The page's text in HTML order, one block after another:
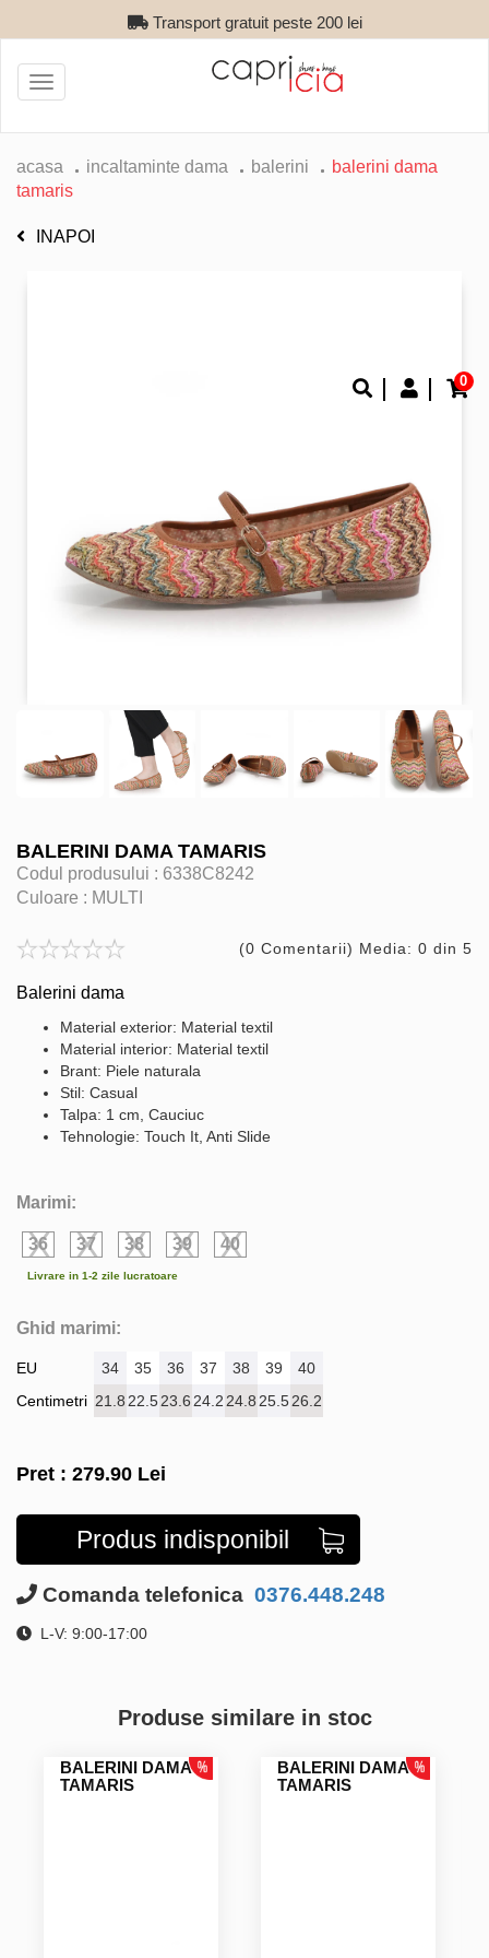
Transport gratuit peste 200 lei
0
Toggle
navigation
acasa incaltaminte dama balerini
balerini dama
tamaris
INAPOI
BALERINI DAMA TAMARIS
Codul produsului : 6338C8242
Culoare : MULTI
(0 Comentarii) Media: 0 din 5
Balerini dama
Material exterior: Material textil
Material interior: Material textil
Brant: Piele naturala
Stil: Casual
Talpa: 1 cm, Cauciuc
Tehnologie: Touch It, Anti Slide
Marimi:
36 37 38 39 40
Livrare in 1-2 zile lucratoare
Ghid marimi:
EU
Centimetri
34 35 36 37 38 39
40
21.8 22.523.6 24.2 24.8 25.526.2
Pret : 279.90 Lei
Produs indisponibil
Comanda telefonica 0376.448.248
L-V: 9:00-17:00
Produse similare in stoc
BALERINI DAMA
TAMARIS
BALERINI DAMA
TAMARIS